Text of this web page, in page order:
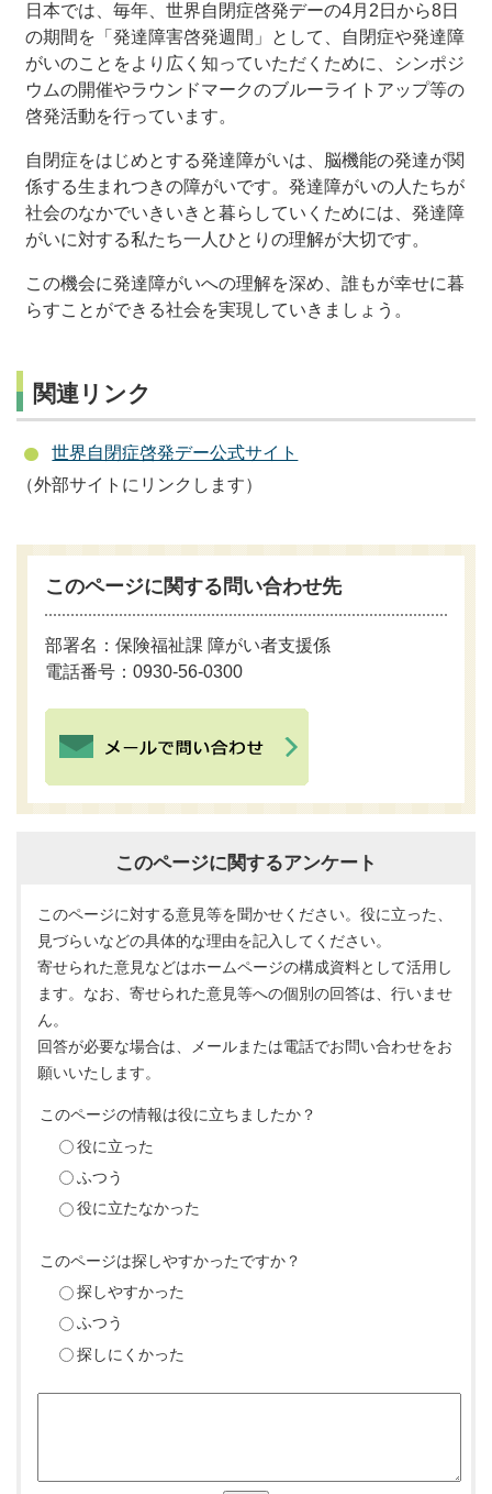
日本では、毎年、世界自閉症啓発デーの4月2日から8日
の期間を「発達障害啓発週間」として、自閉症や発達障
がいのことをより広く知っていただくために、シンポジ
ウムの開催やラウンドマークのブルーライトアップ等の
啓発活動を行っています。
自閉症をはじめとする発達障がいは、脳機能の発達が関
係する生まれつきの障がいです。発達障がいの人たちが
社会のなかでいきいきと暮らしていくためには、発達障
がいに対する私たち一人ひとりの理解が大切です。
この機会に発達障がいへの理解を深め、誰もが幸せに暮
らすことができる社会を実現していきましょう。
関連リンク
世界自閉症啓発デー公式サイト
（外部サイトにリンクします）
このページに関する問い合わせ先
部署名：保険福祉課 障がい者支援係
電話番号：0930-56-0300
このページに関するアンケート
このページに対する意見等を聞かせください。役に立った、
見づらいなどの具体的な理由を記入してください。
寄せられた意見などはホームページの構成資料として活用し
ます。なお、寄せられた意見等への個別の回答は、行いませ
ん。
回答が必要な場合は、メールまたは電話でお問い合わせをお
願いいたします。
このページの情報は役に立ちましたか？
役に立った
ふつう
役に立たなかった
このページは探しやすかったですか？
探しやすかった
ふつう
探しにくかった